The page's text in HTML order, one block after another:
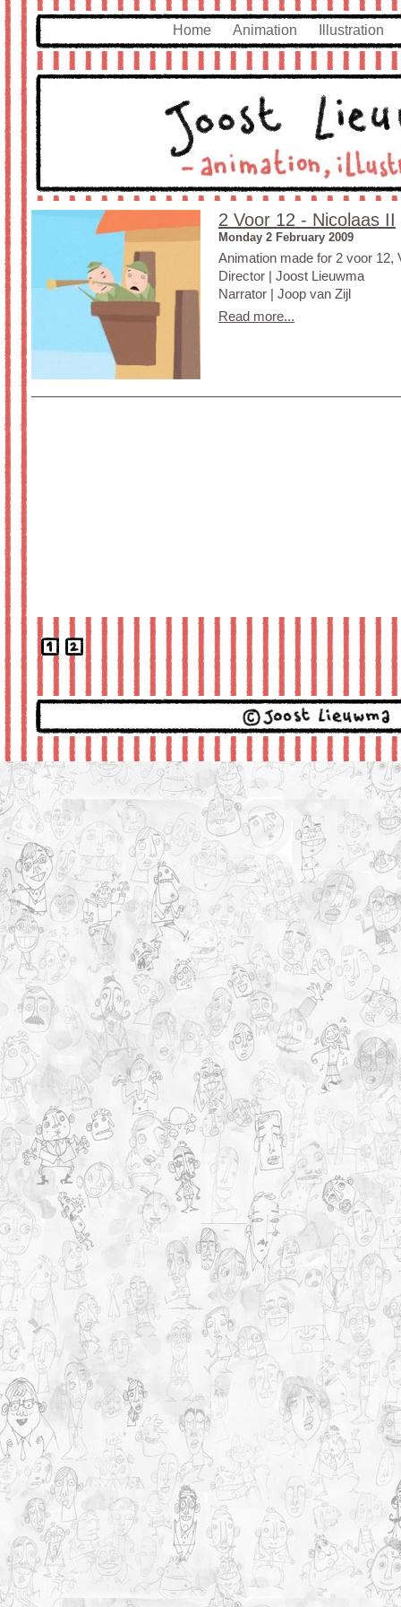
Home Animation Illustration
2 Voor 12 - Nicolaas II
Monday 2 February 2009
Animation made for 2 voor 12,
Director | Joost Lieuwma
Narrator | Joop van Zijl
Read more...